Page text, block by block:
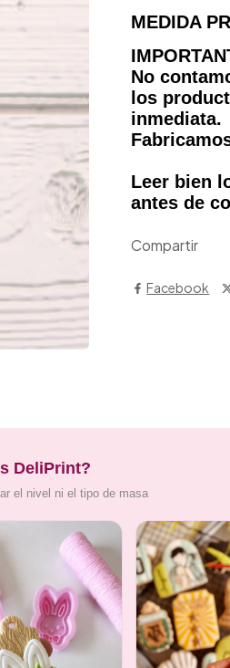
MEDIDA
No
los
inmediata.
Leer bien
antes de
Compartir
Facebook
DeliPrint?
el nivel ni el tipo de masa